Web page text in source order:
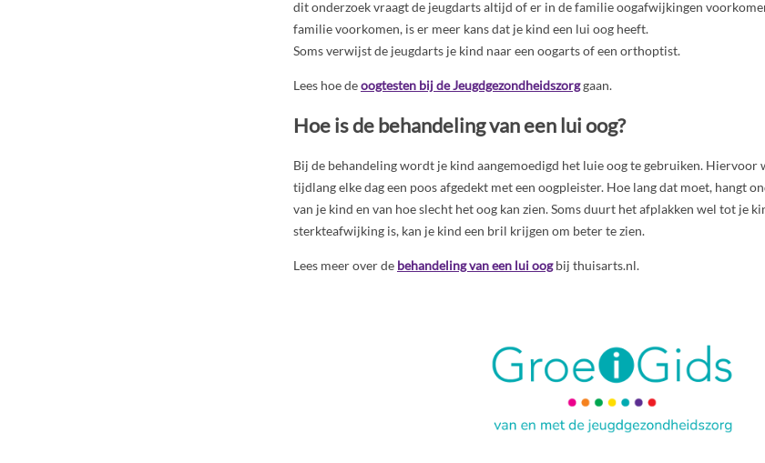
dit onderzoek vraagt de jeugdarts altijd of er in de familie oogafwijkingen
familie voorkomen, is er meer kans dat je kind een lui oog heeft.
Soms verwijst de jeugdarts je kind naar een oogarts of een orthoptist.
Lees hoe deoogtesten bij de Jeugdgezondheidszorggaan.
Hoe is de behandeling van een lui oog?
Bij de behandeling wordt je kind aangemoedigd het luie oog te gebruiken. Hiervoor
tijdlang elke dag een poos afgedekt met een oogpleister. Hoe lang dat moet, hangt
van je kind en van hoe slecht het oog kan zien. Soms duurt het afplakken wel tot je
sterkteafwijking is, kan je kind een bril krijgen om beter te zien.
Lees meer over de behandeling van een lui oogbij thuisarts.nl.